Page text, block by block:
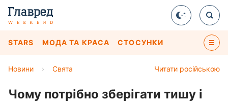
STARS МОДА ТА КРАСА СТОСУНКИ
Читати російською
Новини › Свята
Чому потрібно зберігати тишу і